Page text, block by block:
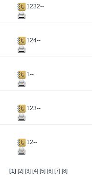
1232--
124--
1--
123--
12--
[1] [2] [3] [4] [5] [6] [7] [8]